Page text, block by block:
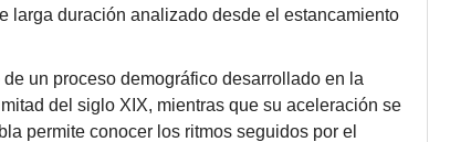
larga duración analizado desde el estancamiento
un proceso demográfico desarrollado en la
del siglo XIX, mientras que su aceleración se
permite conocer los ritmos seguidos por el